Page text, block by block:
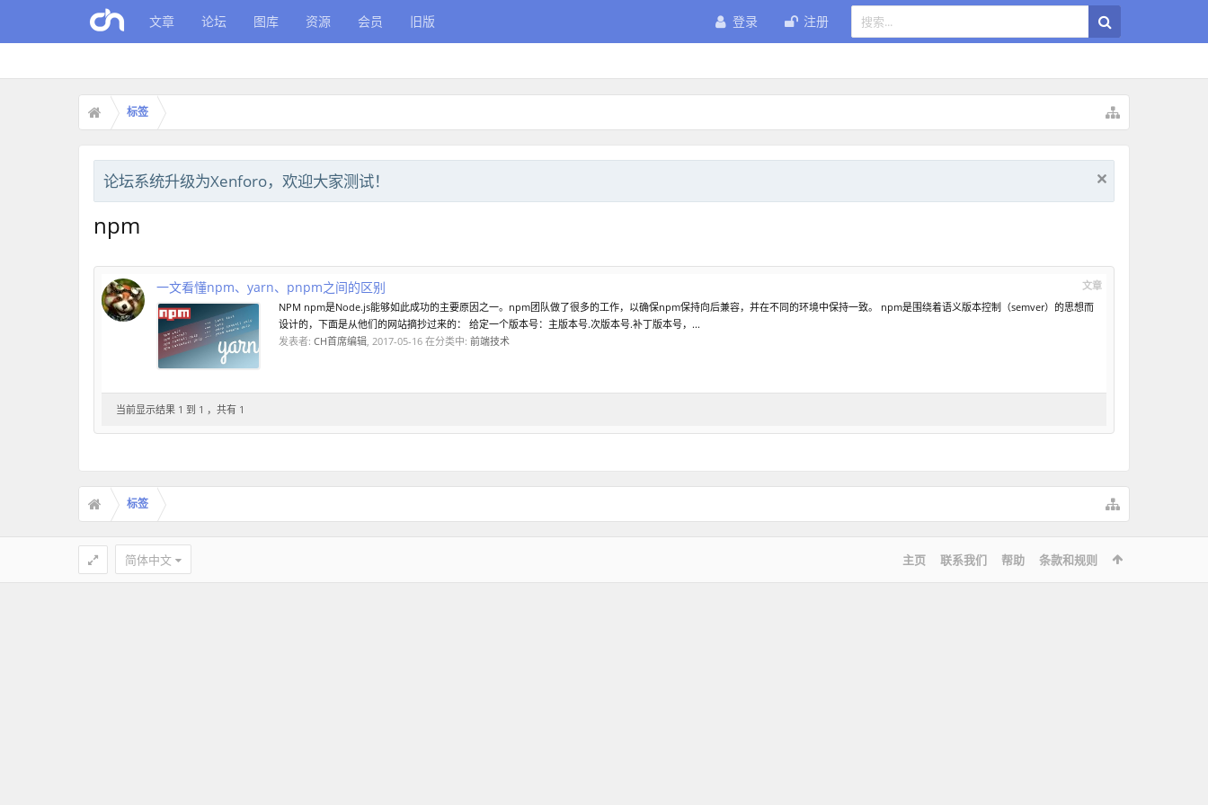
文章 论坛 图库 资源 会员 旧版 登录 注册
标签
论坛系统升级为Xenforo，欢迎大家测试！
npm
文章
一文看懂npm、yarn、pnpm之间的区别
NPM npm是Node.js能够如此成功的主要原因之一。npm团队做了很多的工作，以确保npm保持向后兼容，并在不同的环境中保持一致。 npm是围绕着语义版本控制（semver）的思想而
设计的，下面是从他们的网站摘抄过来的： 给定一个版本号：主版本号.次版本号.补丁版本号，...
发表者: CH首席编辑, 2017-05-16 在分类中: 前端技术
当前显示结果 1 到 1 ，共有 1
标签
简体中文 主页 联系我们 帮助 条款和规则